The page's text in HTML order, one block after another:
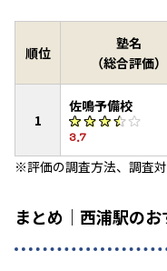
順位
塾名
（総合評価）
1
佐鳴予備校
3.7
※評価の調査方法、調査対
まとめ｜西浦駅の